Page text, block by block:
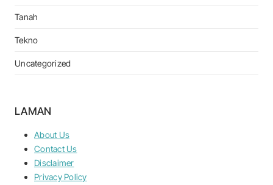
Tanah
Tekno
Uncategorized
LAMAN
About Us
Contact Us
Disclaimer
Privacy Policy